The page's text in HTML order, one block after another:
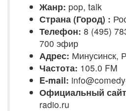
Жанр: pop, talk
Страна (Город) :
Телефон: 8 (495)
700 эфир
Адрес: Минусинск,
Частота: 105.0 FM
E-mail:
Официальный
radio.ru